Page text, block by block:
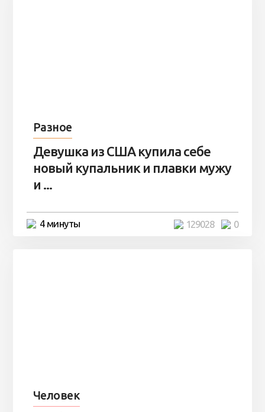
Разное
Девушка из США купила себе
новый купальник и плавки мужу
и ...
4 минуты 0
129028
Человек